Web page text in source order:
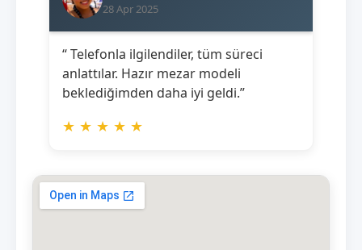
28 Apr 2025
“ Telefonla ilgilendiler, tüm süreci
anlattılar. Hazır mezar modeli
beklediğimden daha iyi geldi.”
★ ★ ★ ★ ★